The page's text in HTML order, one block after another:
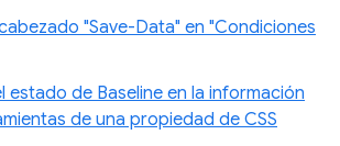
"Save-Data" en "Condiciones
estado de Baseline en la información
de una propiedad de CSS